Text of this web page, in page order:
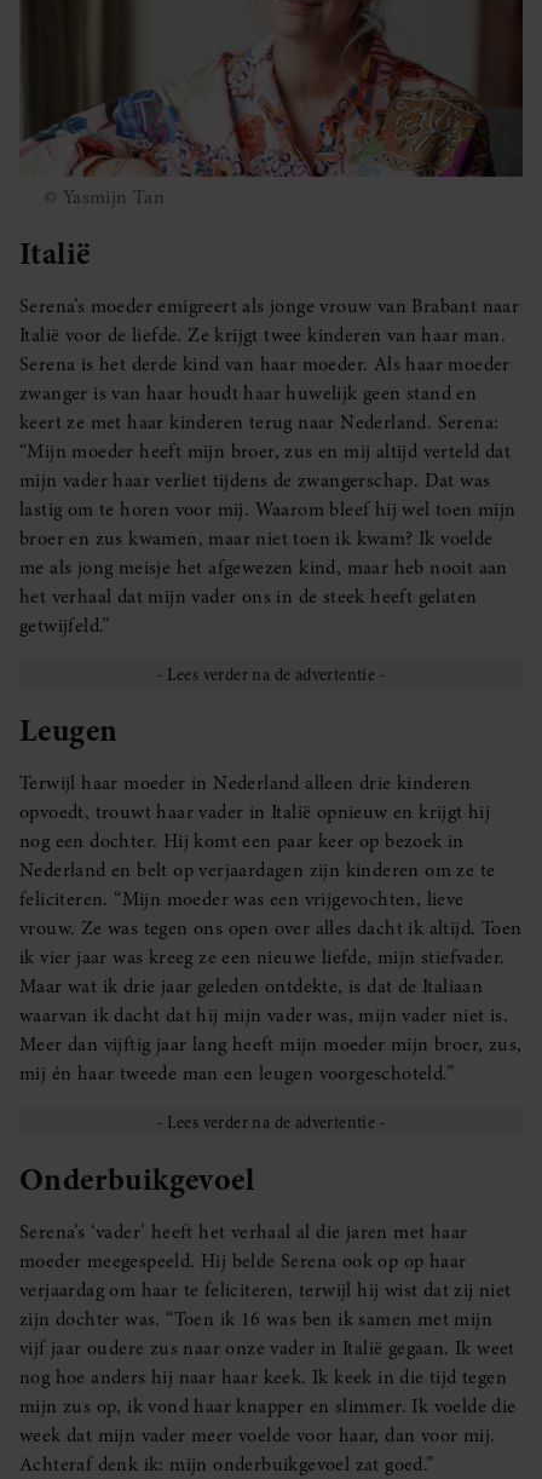
© Yasmijn Tan
Italië
Serena’s moeder emigreert als jonge vrouw van Brabant naar
Italië voor de liefde. Ze krijgt twee kinderen van haar man.
Serena is het derde kind van haar moeder. Als haar moeder
zwanger is van haar houdt haar huwelijk geen stand en
keert ze met haar kinderen terug naar Nederland. Serena:
“Mijn moeder heeft mijn broer, zus en mij altijd verteld dat
mijn vader haar verliet tijdens de zwangerschap. Dat was
lastig om te horen voor mij. Waarom bleef hij wel toen mijn
broer en zus kwamen, maar niet toen ik kwam? Ik voelde
me als jong meisje het afgewezen kind, maar heb nooit aan
het verhaal dat mijn vader ons in de steek heeft gelaten
getwijfeld.”
Leugen
Terwijl haar moeder in Nederland alleen drie kinderen
opvoedt, trouwt haar vader in Italië opnieuw en krijgt hij
nog een dochter. Hij komt een paar keer op bezoek in
Nederland en belt op verjaardagen zijn kinderen om ze te
feliciteren. “Mijn moeder was een vrijgevochten, lieve
vrouw. Ze was tegen ons open over alles dacht ik altijd. Toen
ik vier jaar was kreeg ze een nieuwe liefde, mijn stiefvader.
Maar wat ik drie jaar geleden ontdekte, is dat de Italiaan
waarvan ik dacht dat hij mijn vader was, mijn vader niet is.
Meer dan vijftig jaar lang heeft mijn moeder mijn broer, zus,
mij én haar tweede man een leugen voorgeschoteld.”
Onderbuikgevoel
Serena’s ‘vader’ heeft het verhaal al die jaren met haar
moeder meegespeeld. Hij belde Serena ook op op haar
verjaardag om haar te feliciteren, terwijl hij wist dat zij niet
zijn dochter was. “Toen ik 16 was ben ik samen met mijn
vijf jaar oudere zus naar onze vader in Italië gegaan. Ik weet
nog hoe anders hij naar haar keek. Ik keek in die tijd tegen
mijn zus op, ik vond haar knapper en slimmer. Ik voelde die
week dat mijn vader meer voelde voor haar, dan voor mij.
Achteraf denk ik: mijn onderbuikgevoel zat goed.”